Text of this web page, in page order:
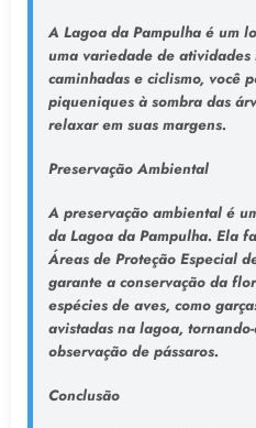
A Lagoa da Pampulha é um
uma variedade de
caminhadas e ciclismo, você
piqueniques à sombra das
relaxar em suas margens.
Preservação Ambiental
A preservação ambiental é
da Lagoa da Pampulha. Ela
Áreas de Proteção Especial
garante a conservação da
espécies de aves, como
avistadas na lagoa,
observação de pássaros.
Conclusão